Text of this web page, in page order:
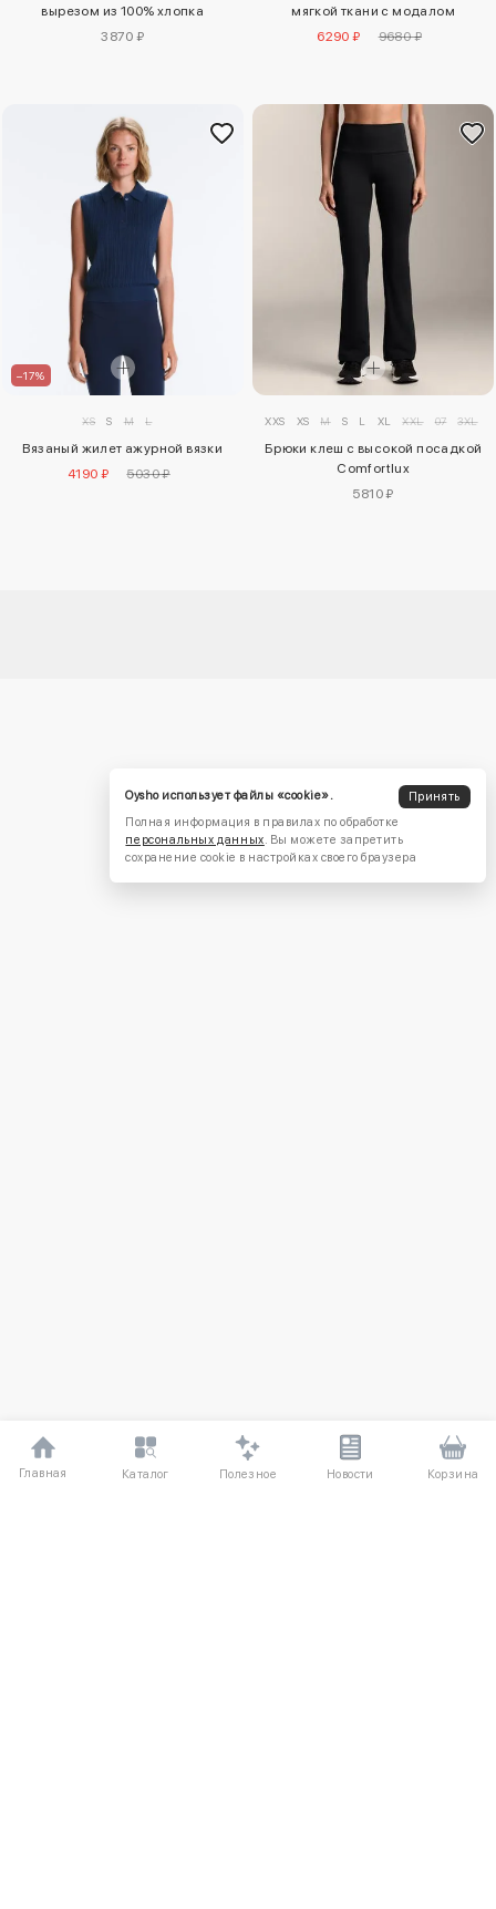
вырезом из 100% хлопка
3870 ₽
мягкой ткани с модалом
6290 ₽
9680 ₽
–17%
XS S M L
Вязаный жилет ажурной вязки
4190 ₽
5030 ₽
XXS XS M S L XL XXL 07 3XL
Брюки клеш с высокой посадкой
Comfortlux
5810 ₽
Главная Каталог Полезное Новости Корзина
Oysho использует файлы «cookie».
Принять
Полная информация в правилах по обработке
персональных данных. Вы можете запретить
сохранение cookie в настройках своего браузера